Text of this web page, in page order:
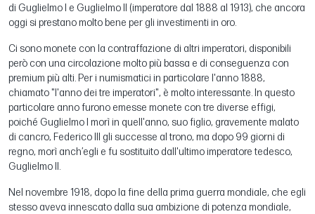
di Guglielmo I e Guglielmo II (imperatore dal 1888 al 1913), che ancora
oggi si prestano molto bene per gli investimenti in oro.
Ci sono monete con la contraffazione di altri imperatori, disponibili
però con una circolazione molto più bassa e di conseguenza con
premium più alti. Per i numismatici in particolare l'anno 1888,
chiamato "l'anno dei tre imperatori", è molto interessante. In questo
particolare anno furono emesse monete con tre diverse effigi,
poiché Guglielmo I morì in quell'anno, suo figlio, gravemente malato
di cancro, Federico III gli successe al trono, ma dopo 99 giorni di
regno, morì anch’egli e fu sostituito dall'ultimo imperatore tedesco,
Guglielmo II.
Nel novembre 1918, dopo la fine della prima guerra mondiale, che egli
stesso aveva innescato dalla sua ambizione di potenza mondiale,